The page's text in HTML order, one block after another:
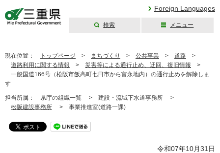
Foreign Languages
検索 メニュー
現在位置： トップページ > まちづくり > 公共事業 > 道路 >
道路利用に関する情報 > 災害等による通行止め、迂回、復旧情報 >
一般国道166号（松阪市飯高町七日市から富永地内）の通行止めを解除しま
す
担当所属： 県庁の組織一覧 > 建設・流域下水道事務所 >
松阪建設事務所 > 事業推進室(道路一課)
令和07年10月31日